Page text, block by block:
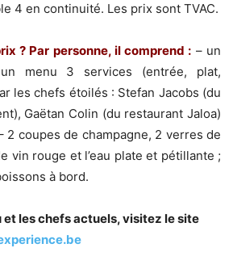
4 en continuité. Les prix sont TVAC.
? Par personne, il comprend : – un
menu 3 services (entrée, plat,
les chefs étoilés : Stefan Jacobs (du
Gaëtan Colin (du restaurant Jaloa)
2 coupes de champagne, 2 verres de
vin rouge et l’eau plate et pétillante ;
à bord.
et les chefs actuels, visitez le site